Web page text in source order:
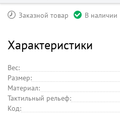
Заказной товар В наличии
Характеристики
Вес:
Размер:
Материал:
Тактильный рельеф:
Код: